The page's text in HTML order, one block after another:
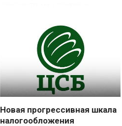
ходе рассмотрения дела №А76-
20897/2023 поставил точку в
вопросе возможности зачета сумм
налога, уплаченного
самозанятыми, в пользу
доначисленного НДФЛ
Новая прогрессивная шкала
налогообложения